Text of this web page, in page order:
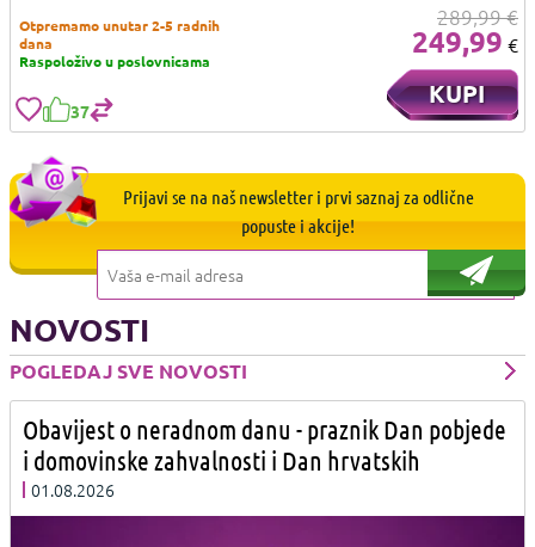
Otpremamo unutar 2-5 radnih
dana
Raspoloživo u poslovnicama
289,99 €
249,99 €
KUPI
37
Prijavi se na naš newsletter i prvi saznaj za odlične
popuste i akcije!
NOVOSTI
POGLEDAJ SVE NOVOSTI
Obavijest o neradnom danu - praznik Dan pobjede
i domovinske zahvalnosti i Dan hrvatskih
branitelja
01.08.2026